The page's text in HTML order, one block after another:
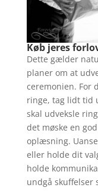
Køb jeres
Dette gælder
planer om at
ceremonien. For
ringe, tag lidt tid
skal udveksle
det møske en
oplæsning.
eller holde dit
holde
undgå skuffelser